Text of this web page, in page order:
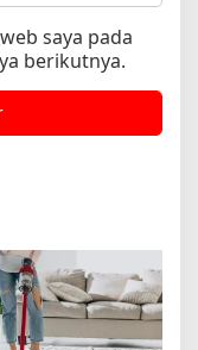
saya pada
berikutnya.